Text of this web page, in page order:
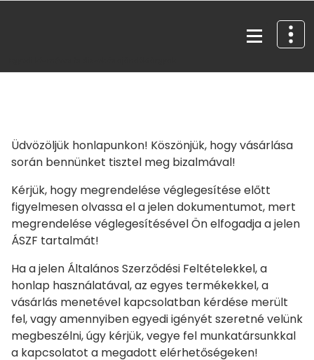
Üdvözöljük honlapunkon! Köszönjük, hogy vásárlása
során bennünket tisztel meg bizalmával!
Kérjük, hogy megrendelése véglegesítése előtt
figyelmesen olvassa el a jelen dokumentumot, mert
megrendelése véglegesítésével Ön elfogadja a jelen
ÁSZF tartalmát!
Ha a jelen Általános Szerződési Feltételekkel, a
honlap használatával, az egyes termékekkel, a
vásárlás menetével kapcsolatban kérdése merült
fel, vagy amennyiben egyedi igényét szeretné velünk
megbeszélni, úgy kérjük, vegye fel munkatársunkkal
a kapcsolatot a megadott elérhetőségeken!